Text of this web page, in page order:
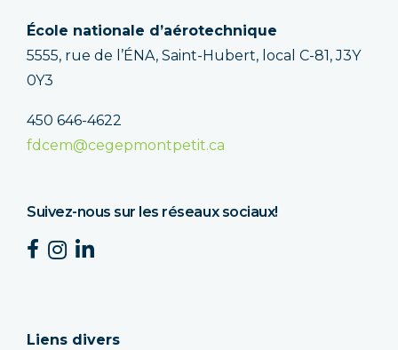
École nationale d’aérotechnique
5555, rue de l’ÉNA, Saint-Hubert, local C-81, J3Y
0Y3
450 646-4622
fdcem@cegepmontpetit.ca
Suivez-nous sur les réseaux sociaux!
Liens divers